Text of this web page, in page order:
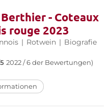
- Coteaux
rouge 2023
| Rotwein | Biografie
52022 / 6 der Bewertungen)